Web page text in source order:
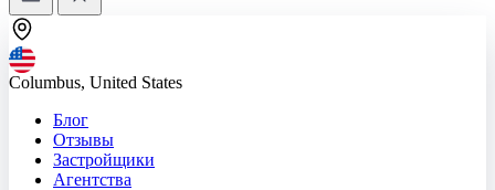
Columbus, United States
Блог
Отзывы
Застройщики
Агентства